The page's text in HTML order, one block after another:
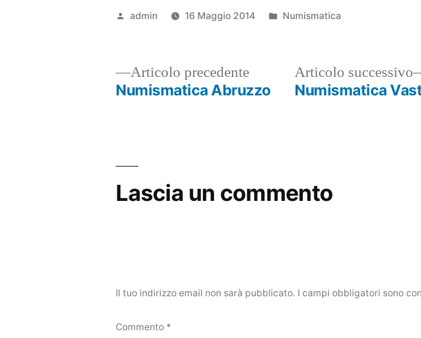
Pubblicato
admin 16 Maggio 2014
Pubblicato
Numismatica
Navigazione
Articolo precedenteArticolo
precedente:
Numismatica Abruzzo
Articolo successivo
Numismatica
Lascia un commento
Il tuo indirizzo email non sarà pubblicato. I campi obbligatori sono
Commento *